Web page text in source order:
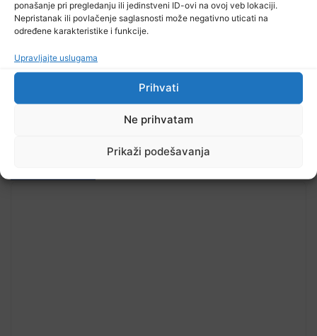
ponašanje pri pregledanju ili jedinstveni ID-ovi na ovoj veb lokaciji.
Nepristanak ili povlačenje saglasnosti može negativno uticati na
određene karakteristike i funkcije.
Upravljajte uslugama
Prihvati
Ne prihvatam
Prikaži podešavanja
TV RASPORED